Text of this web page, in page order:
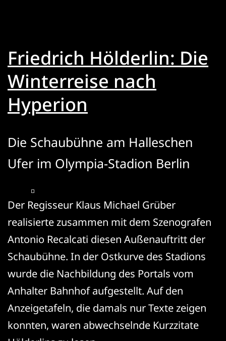
Friedrich Hölderlin: Die
Winterreise nach
Hyperion
Die Schaubühne am Halleschen
Ufer im Olympia-Stadion Berlin
Der Regisseur Klaus Michael Grüber
realisierte zusammen mit dem Szenografen
Antonio Recalcati diesen Außenauftritt der
Schaubühne. In der Ostkurve des Stadions
wurde die Nachbildung des Portals vom
Anhalter Bahnhof aufgestellt. Auf den
Anzeigetafeln, die damals nur Texte zeigen
konnten, waren abwechselnde Kurzzitate